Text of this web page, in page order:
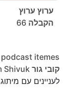
ערוץ ערוץ
הקבלה 66
podcast itemes
קובי גור Osim Shivuk
לעניינים עם